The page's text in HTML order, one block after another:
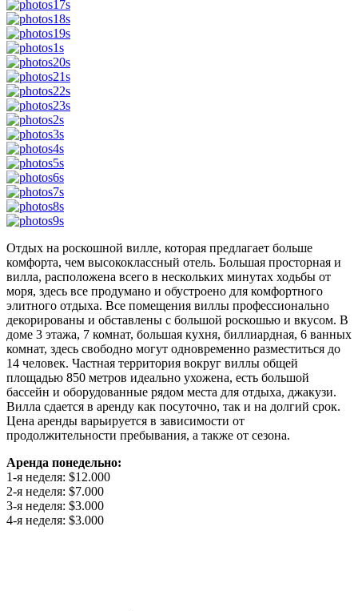
Отдых на роскошной вилле, которая предлагает больше
комфорта, чем высококлассный отель. Большая просторная и
вилла, расположена всего в нескольких минутах ходьбы от
моря, здесь все продумано и обустроено для комфортного
элитного отдыха. Все помещения виллы профессионально
декорированы и обставлены с большой роскошью и вкусом. В
доме 3 этажа, 7 комнат, большая кухня, биллиардная, 6 ванных
комнат, здесь свободно могут одновременно разместиться до
14 человек. Частная территория вокруг виллы общей
площадью 850 метров идеально ухожена, есть большой
бассейн и оборудованные рядом места для отдыха, джакузи.
Вилла сдается в аренду как посуточно, так и на долгий срок.
Цена аренды варьируется в зависимости от
продолжительности пребывания, а также от сезона.
Аренда понедельно:
1-я неделя: $12.000
2-я неделя: $7.000
3-я неделя: $3.000
4-я неделя: $3.000